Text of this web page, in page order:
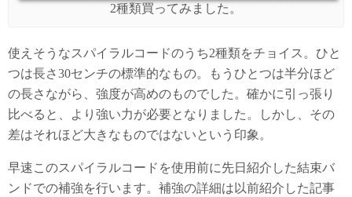
2種類買ってみました。
使えそうなスパイラルコードのうち2種類をチョイス。ひと
つは長さ30センチの標準的なもの。もうひとつは半分ほど
の長さながら、強度が高めのものでした。確かに引っ張り
比べると、より強い力が必要となりました。しかし、その
差はそれほど大きなものではないという印象。
早速このスパイラルコードを使用前に先日紹介した結束バ
ンドでの補強を行います。補強の詳細は以前紹介した記事